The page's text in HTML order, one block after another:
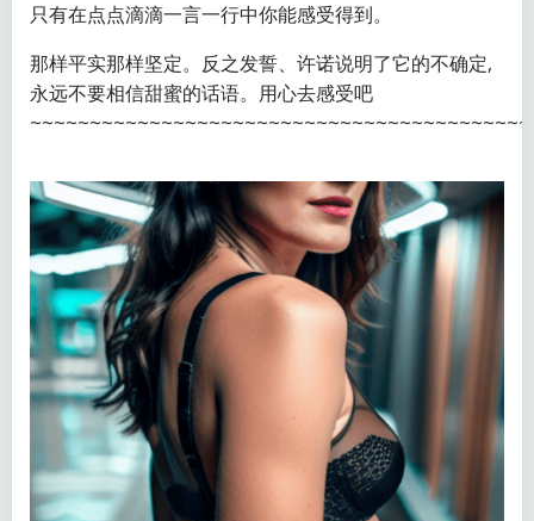
只有在点点滴滴一言一行中你能感受得到。
那样平实那样坚定。反之发誓、许诺说明了它的不确定,
永远不要相信甜蜜的话语。用心去感受吧